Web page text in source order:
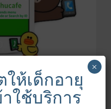
ห้เด็กอายุ
ใช้บริการ
×